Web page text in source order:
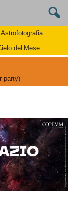
Astrofotografia
del Mese
party)